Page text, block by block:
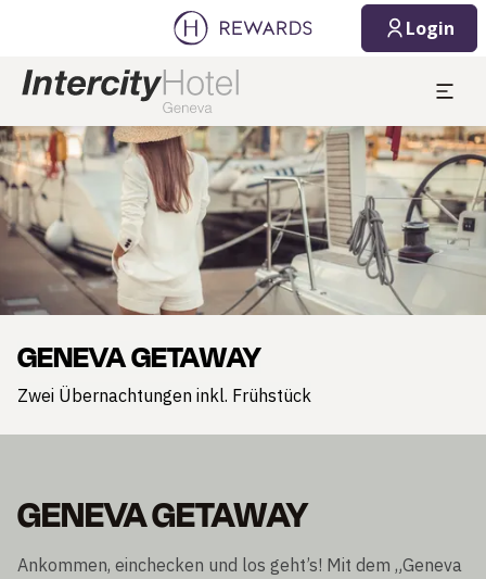
Login
Dia 1 von 1
GENEVA GETAWAY
Zwei Übernachtungen inkl. Frühstück
GENEVA GETAWAY
Ankommen, einchecken und los geht’s! Mit dem „Geneva